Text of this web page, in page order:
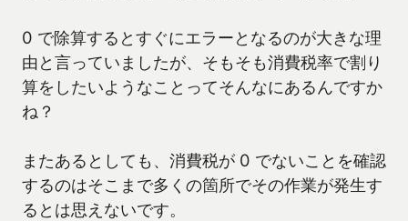
0 で除算するとすぐにエラーとなるのが大きな理
由と言っていましたが、そもそも消費税率で割り
算をしたいようなことってそんなにあるんですか
ね？
またあるとしても、消費税が 0 でないことを確認
するのはそこまで多くの箇所でその作業が発生す
るとは思えないです。